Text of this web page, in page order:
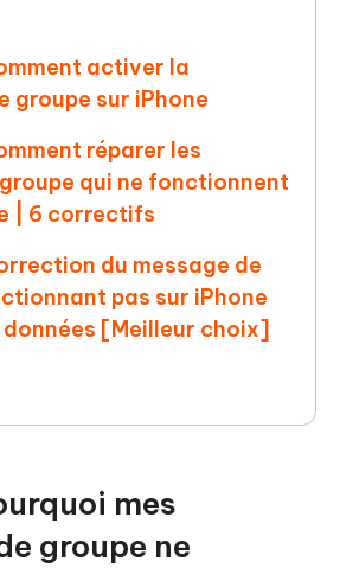
activer la
groupe sur iPhone
réparer les
qui ne fonctionnent
| 6 correctifs
du message de
pas sur iPhone
[Meilleur choix]
mes
groupe ne